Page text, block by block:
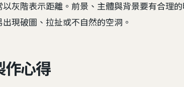
以灰階表示距離。前景、主體與背景要有合理
現破圖、拉扯或不自然的空洞。
作心得